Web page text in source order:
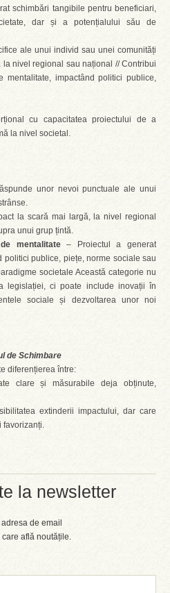
la newsletter
de email
află noutățile.
schimbări tangibile pentru beneficiari,
dar și a potențialului său de
ale unui individ sau unei comunități
nivel regional sau național // Contribui
mentalitate, impactând politici publice,
cu capacitatea proiectului de a
la nivel societal.
unor nevoi punctuale ale unui
la scară mai largă, la nivel regional
unui grup țintă.
mentalitate– Proiectul a generat
politici publice, piețe, norme sociale sau
societale Această categorie nu
legislației, ci poate include inovații în
sociale și dezvoltarea unor noi
de Schimbare
diferențierea între:
clare și măsurabile deja obținute,
extinderii impactului, dar care
favorizanți.